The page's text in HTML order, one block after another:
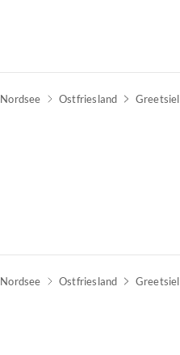
Nordsee Ostfriesland Greetsiel
Nordsee Ostfriesland Greetsiel